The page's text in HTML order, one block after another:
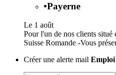
•Payerne
Le 1 août
Pour l'un de nos clients situé
Suisse Romande -Vous
Créer une alerte mail Emploi